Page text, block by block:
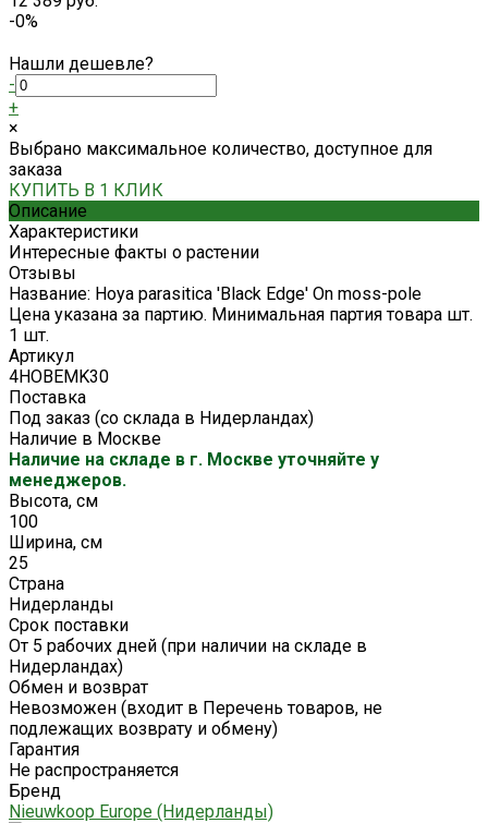
-0%
Нашли дешевле?
-
+
×
Выбрано максимальное количество, доступное для
заказа
КУПИТЬ В 1 КЛИК
Описание
Характеристики
Интересные факты о растении
Отзывы
Название: Hoya parasitica 'Black Edge' On moss-pole
Цена указана за партию. Минимальная партия товара шт.
1 шт.
Артикул
4HOBEMK30
Поставка
Под заказ (со склада в Нидерландах)
Наличие в Москве
Наличие на складе в г. Москве уточняйте у
менеджеров.
Высота, см
100
Ширина, см
25
Страна
Нидерланды
Срок поставки
От 5 рабочих дней (при наличии на складе в
Нидерландах)
Обмен и возврат
Невозможен (входит в Перечень товаров, не
подлежащих возврату и обмену)
Гарантия
Не распространяется
Бренд
Nieuwkoop Europe (Нидерланды)